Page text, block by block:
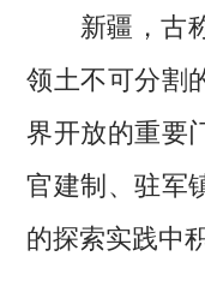
新疆，古称
领土不可分割
界开放的重要
官建制、驻军
的探索实践中